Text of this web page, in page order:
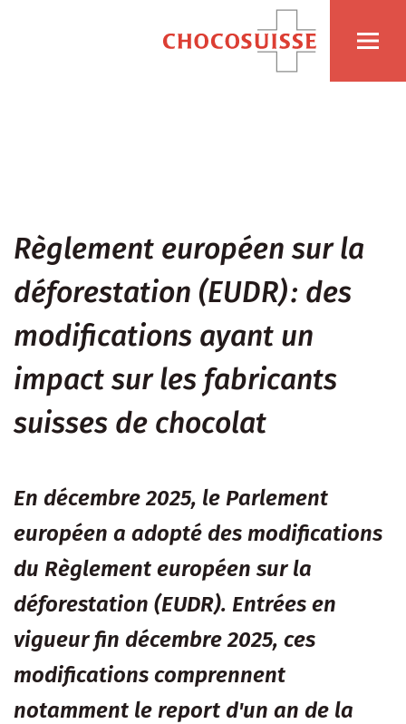
Règlement européen sur la
déforestation (EUDR) : des
modifications ayant un
impact sur les fabricants
suisses de chocolat
En décembre 2025, le Parlement
européen a adopté des modifications
du Règlement européen sur la
déforestation (EUDR). Entrées en
vigueur fin décembre 2025, ces
modifications comprennent
notamment le report d'un an de la